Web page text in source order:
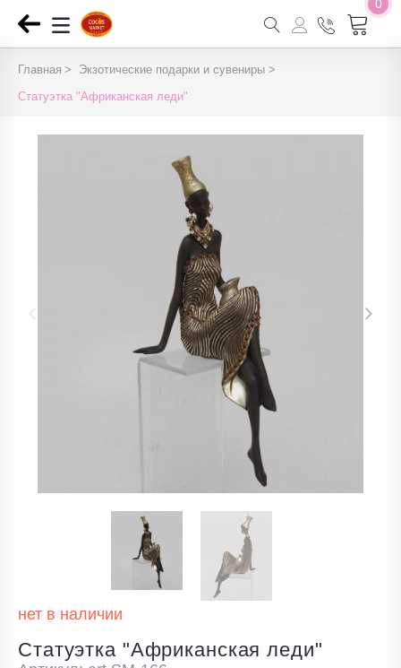
0
Главная
Экзотические подарки и сувениры
Статуэтка "Африканская леди"
нет в наличии
Статуэтка "Африканская леди"